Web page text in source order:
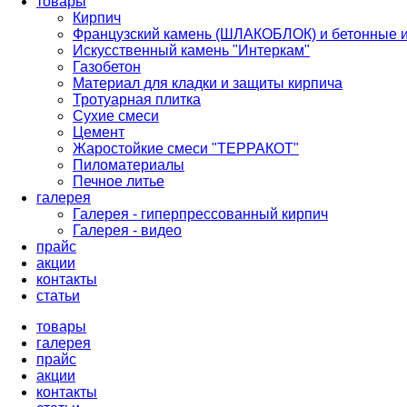
Кирпич
Французский камень (ШЛАКОБЛОК) и бетонные
Искусственный камень "Интеркам"
Газобетон
Материал для кладки и защиты кирпича
Тротуарная плитка
Сухие смеси
Цемент
Жаростойкие смеси "ТЕРРАКОТ"
Пиломатериалы
Печное литье
галерея
Галерея - гиперпрессованный кирпич
Галерея - видео
прайс
акции
контакты
cтатьи
товары
галерея
прайс
акции
контакты